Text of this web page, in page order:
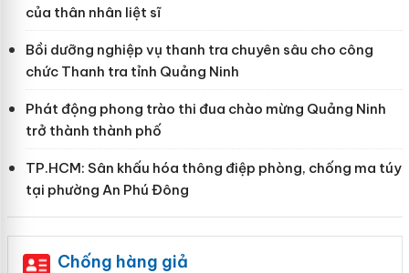
của thân nhân liệt sĩ
Bồi dưỡng nghiệp vụ thanh tra chuyên sâu cho công
chức Thanh tra tỉnh Quảng Ninh
Phát động phong trào thi đua chào mừng Quảng Ninh
trở thành thành phố
TP.HCM: Sân khấu hóa thông điệp phòng, chống ma túy
tại phường An Phú Đông
Chống hàng giả